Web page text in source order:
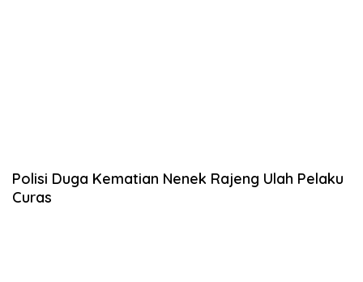
Polisi Duga Kematian Nenek Rajeng Ulah Pelaku
Curas